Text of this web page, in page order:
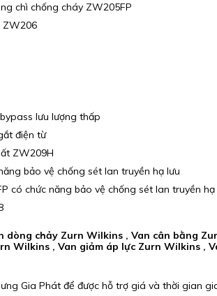
chì chống cháy ZW205FP
ZW206
lưu lượng thấp
điện từ
ZW209H
bảo vệ chống sét lan truyền hạ lưu
có chức năng bảo vệ chống sét lan truyền hạ
dòng chảy Zurn Wilkins , Van cân bằng
Wilkins , Van giảm áp lực Zurn Wilkins ,
Gia Phát để được hỗ trợ giá và thời gian